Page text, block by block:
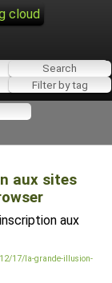
cloud
aux sites
aux
17/la-grande-illusion-